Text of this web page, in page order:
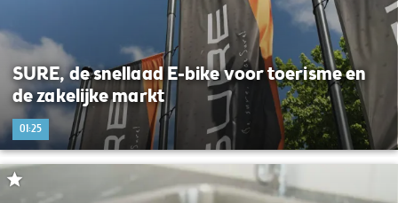
SURE, de snellaad E-bike voor toerisme en
de zakelijke markt
01:25